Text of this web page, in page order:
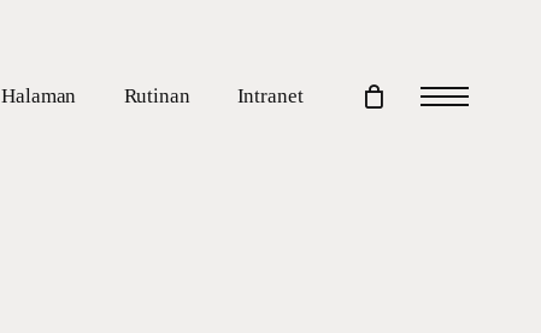
Halaman Rutinan Intranet Menu